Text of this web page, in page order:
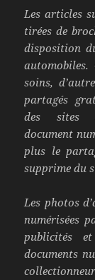
Les articles
tirées de
disposition
automobiles.
soins,
partagés
des sites
document
plus le
supprime du
Les photos
numérisées
publicités
documents